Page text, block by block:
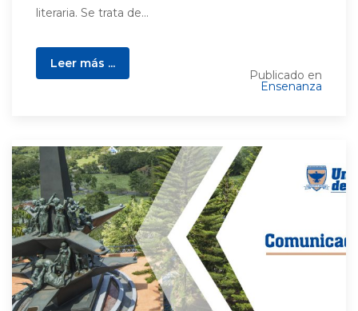
literaria. Se trata de...
Leer más ...
Publicado en
Ensenanza